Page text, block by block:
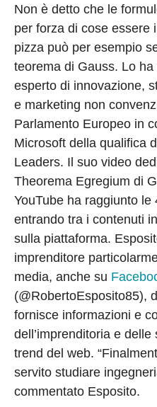
Non è detto che le
per forza di cose essere
pizza può per esempio
teorema di Gauss. Lo ha
esperto di innovazione,
e marketing non
Parlamento Europeo in
Microsoft della qualifica
Leaders. Il suo video
Theorema Egregium di
YouTube ha raggiunto
entrando tra i contenuti
sulla piattaforma.
imprenditore
media, anche su
(@RobertoEsposito85),
fornisce informazioni e
dell’imprenditoria e
trend del web.
servito studiare
commentato Esposito.